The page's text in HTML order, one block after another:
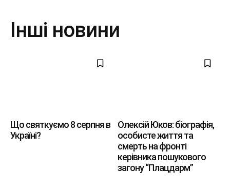
Інші новини
Що святкуємо 8 серпня в
Україні?
Олексій Юков: біографія,
особисте життя та
смерть на фронті
керівника пошукового
загону “Плацдарм”